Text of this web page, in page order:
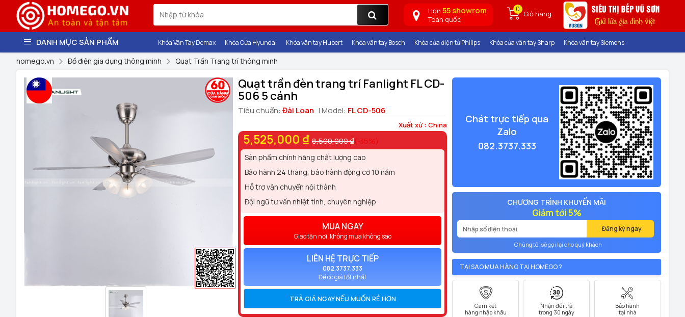
Hơn 55 showrom
Toàn quốc
0
Giỏ hàng
DANH MỤC SẢN PHẨM Khóa Vân Tay Demax Khóa Cửa Hyundai Khóa vân tay Hubert Khóa vân tay Bosch Khóa cửa điện tử Philips Khóa cửa vân tay Sharp Khóa vân tay Siemens
homego.vn Đồ điện gia dụng thông minh Quạt Trần Trang trí thông minh
Quạt trần đèn trang trí Fanlight FL CD-
506 5 cánh
Tiêu chuẩn: Đài Loan | Model: FL CD-506
Xuất xứ : China
5,525,000 ₫ 8,500,000 ₫(-35%)
Sản phẩm chính hãng chất lượng cao
Bảo hành 24 tháng, bảo hành động cơ 10 năm
Hỗ trợ vận chuyển nội thành
Đội ngũ tư vấn nhiệt tình, chuyên nghiệp
MUA NGAY
Giao tận nơi, không mua không sao
LIÊN HỆ TRỰC TIẾP
082.3737.333
Để có giá tốt nhất
TRẢ GIÁ NGAY NẾU MUỐN RẺ HƠN
Chát trực tiếp qua
Zalo
082.3737.333
CHƯƠNG TRÌNH KHUYẾN MÃI
Giảm tới 5%
Đăng ký ngay
Chúng tôi sẽ gọi lại cho quý khách
TẠI SAO MUA HÀNG TẠI HOMEGO ?
Cam kết
hàng nhập khẩu
Nhận đổi trả
trong 30 ngày
Bảo hành
tại nhà